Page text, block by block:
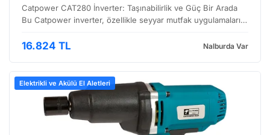
Catpower CAT280 İnverter: Taşınabilirlik ve Güç Bir Arada
Bu Catpower inverter, özellikle seyyar mutfak uygulamaları
akıma (AC), yani evinizdeki prizlerdeki en…
16.824 TL Nalburda Var
Elektrikli ve Akülü El Aletleri